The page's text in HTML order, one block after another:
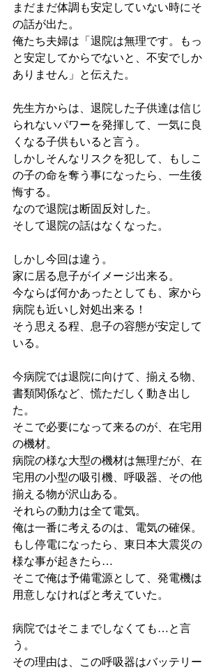
まだまだ体調も安定していない時にそ
の話が出た。
俺たち夫婦は「退院は無理です。もっ
と安定してからでないと、不安でしか
ありません」と伝えた。
先生方からは、退院した子供達は信じ
られないパワーを発揮して、一気に良
くなる子供もいると言う。
しかしそんなリスクを犯して、もしこ
の子の命を奪う事になったら、一生後
悔する。
なので退院は断固反対した。
そして退院の話はなくなった。
しかし今回は違う。
家に居る息子がイメージ出来る。
今ならば何かあったとしても、家から
病院も近いし対処出来る！
そう思える程、息子の容態が安定して
いる。
今病院では退院に向けて、揃える物、
書類関係など、慌ただしく動き出し
た。
そこで必要になって来るのが、在宅用
の機材。
病院の様な大型の機材は無理だが、在
宅用の小型の吸引機、呼吸器、その他
揃える物が沢山ある。
それらの動力は全て電気。
俺は一番に考えるのは、電気の確保。
もし停電になったら、東日本大震災の
様な事が起きたら…
そこで俺は予備電源として、発電機は
用意しなければと考えていた。
病院ではそこまでしなくても…と言
う。
その理由は、この呼吸器はバッテリー